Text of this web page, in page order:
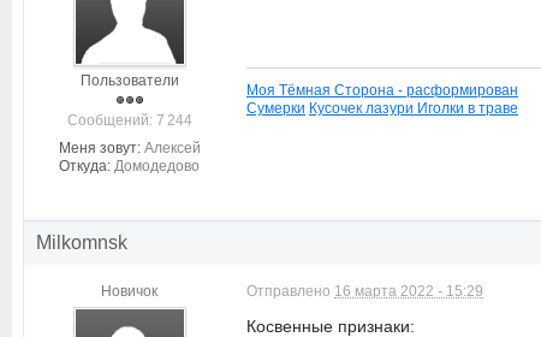
Пользователи
Cообщений: 7 244
Меня зовут: Алексей
Откуда: Домодедово
Моя Тёмная Сторона - расформирован
Сумерки Кусочек лазури Иголки в траве
Milkomnsk
Новичок Отправлено 16 марта 2022 - 15:29
Косвенные признаки: